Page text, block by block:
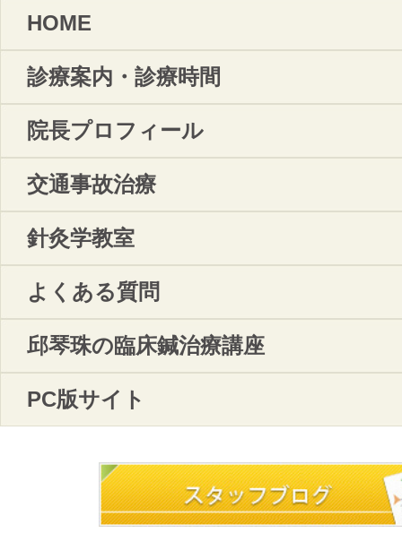
HOME
診療案内・診療時間
院長プロフィール
交通事故治療
針灸学教室
よくある質問
邱琴珠の臨床鍼治療講座
PC版サイト